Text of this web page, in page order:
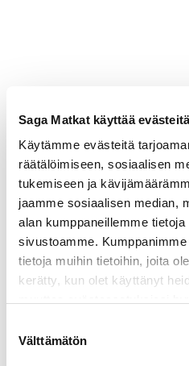
Saga Matkat käyttää
Käytämme evästeitä
räätälöimiseen, sosiaalisen
tukemiseen ja
jaamme sosiaalisen median,
alan kumppaneillemme
sivustoamme.
tietoja muihin tietoihin, joita
kerätty, kun olet käyttänyt
valinta
Välttämätön
Vinkkejä ja
Reykjavik-oppaaseen on